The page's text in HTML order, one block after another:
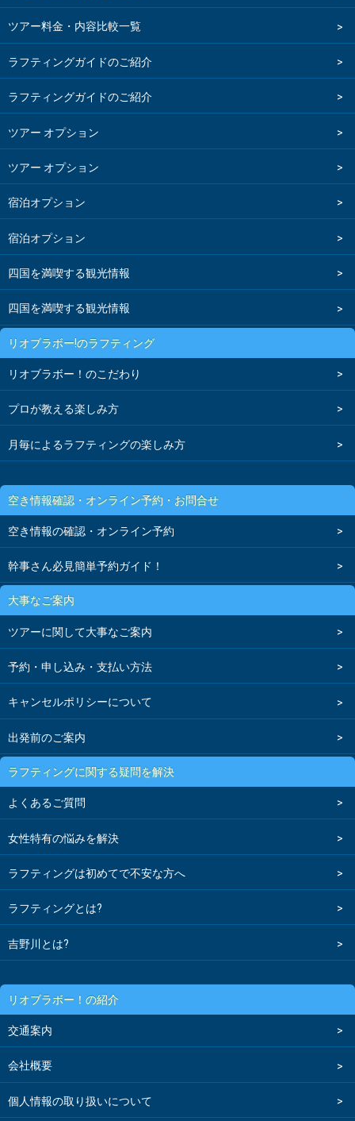
ツアー料金・内容比較一覧
ラフティングガイドのご紹介
ラフティングガイドのご紹介
ツアー オプション
ツアー オプション
宿泊オプション
宿泊オプション
四国を満喫する観光情報
四国を満喫する観光情報
リオブラボー!のラフティング
リオブラボー！のこだわり
プロが教える楽しみ方
月毎によるラフティングの楽しみ方
空き情報確認・オンライン予約・お問合せ
空き情報の確認・オンライン予約
幹事さん必見簡単予約ガイド！
大事なご案内
ツアーに関して大事なご案内
予約・申し込み・支払い方法
キャンセルポリシーについて
出発前のご案内
ラフティングに関する疑問を解決
よくあるご質問
女性特有の悩みを解決
ラフティングは初めてで不安な方へ
ラフティングとは?
吉野川とは?
リオブラボー！の紹介
交通案内
会社概要
個人情報の取り扱いについて